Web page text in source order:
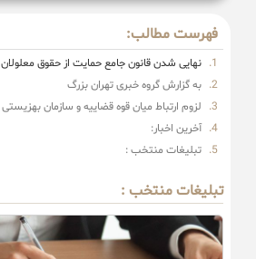
فهرست مطالب:
نهایی شدن قانون جامع حمایت از حقوق معلولان
به گزارش گروه خبری تهران بزرگ
لزوم ارتباط میان قوه قضاییه و سازمان بهزیستی
آخرین اخبار:
تبلیغات منتخب :
تبلیغات منتخب :